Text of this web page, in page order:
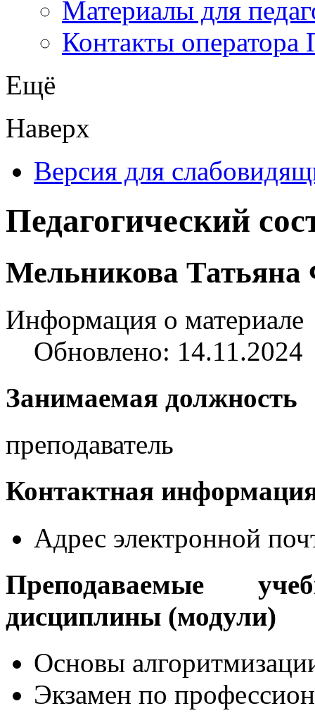
Материалы для
Контакты оператора
Ещё
Наверх
Версия для
Педагогический
Мельникова Татьяна
Информация о материале
Обновлено: 14.11.2024
Занимаемая должность
преподаватель
Контактная
Адрес электронной
Преподаваемые
дисциплины (модули)
Основы
Экзамен по